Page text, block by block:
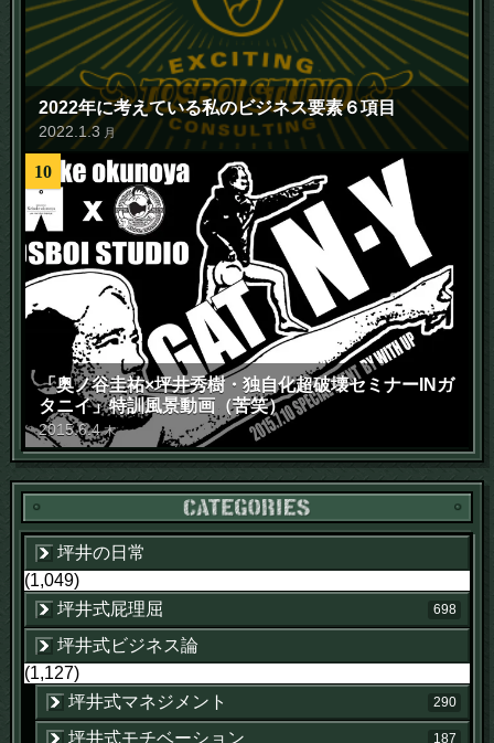
2022年に考えている私のビジネス要素６項目
2022 1.3 月
10
「奥ノ谷圭祐×坪井秀樹・独自化超破壊セミナーINガ
タニイ」特訓風景動画（苦笑）
2015.6.4 木
坪井の日常
(1,049)
坪井式屁理屈
698
坪井式ビジネス論
(1,127)
坪井式マネジメント
290
坪井式モチベーション 187